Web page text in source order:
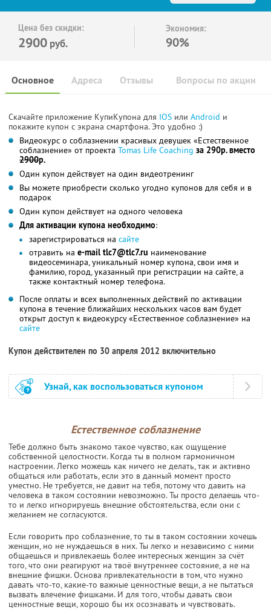
Цена без скидки:
2900 руб.
Экономия:
90%
Основное Отзывы Вопросы по акции
Адреса
Скачайте приложение КупиКупона для IOS или Android и
покажите купон с экрана смартфона. Это удобно :)
Видеокурс о соблазнении красивых девушек «Естественное
соблазнение» от проекта Tomas Life Coaching за 290р. вместо
2900р.
Один купон действует на один видеотренинг
Вы можете приобрести сколько угодно купонов для себя и в
подарок
Один купон действует на одного человека
Для активации купона необходимо:
зарегистрироваться на сайте
отравить на e-mail tlc7@tlc7.ru наименование
видеосеминара, уникальный номер купона, свои имя и
фамилию, город, указанный при регистрации на сайте, а
также контактный номер телефона.
После оплаты и всех выполненных действий по активации
купона в течение ближайших нескольких часов вам будет
открыт доступ к видеокурсу «Естественное соблазнение» на
сайте
Купон действителен по 30 апреля 2012 включительно
Узнай, как воспользоваться купоном
Естественное соблазнение
Тебе должно быть знакомо такое чувство, как ощущение
собственной целостности. Когда ты в полном гармоничном
настроении. Легко можешь как ничего не делать, так и активно
общаться или работать, если это в данный момент просто
уместно. Не требуется, не давит на тебя, потому что давить на
человека в таком состоянии невозможно. Ты просто делаешь что-
то и легко игнорируешь внешние обстоятельства, если они с
желанием не согласуются.
Если говорить про соблазнение, то ты в таком состоянии хочешь
женщин, но не нуждаешься в них. Ты легко и независимо с ними
общаешься и привлекаешь более интересных женщин за счёт
того, что они реагируют на твоё внутреннее состояние, а не на
внешние фишки. Основа привлекательности в том, что нужно
давать что-то, какие-то важные ценностные вещи, а не пытаться
вызвать влечение фишками. И для того, чтобы давать свои
ценностные вещи, хорошо бы их осознавать и чувствовать.